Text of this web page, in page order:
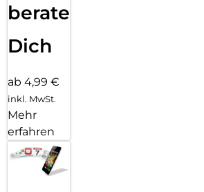
beraten
Dich
ab 4,99 €
inkl. MwSt.
Mehr
erfahren